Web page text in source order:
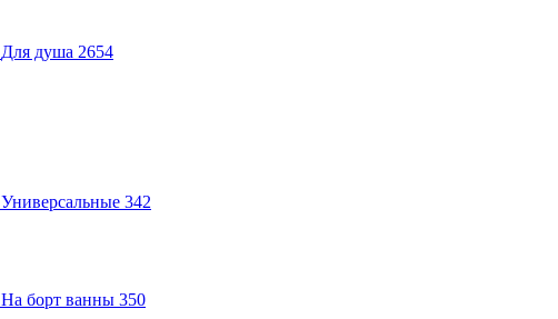
Для душа 2654
Универсальные 342
На борт ванны 350